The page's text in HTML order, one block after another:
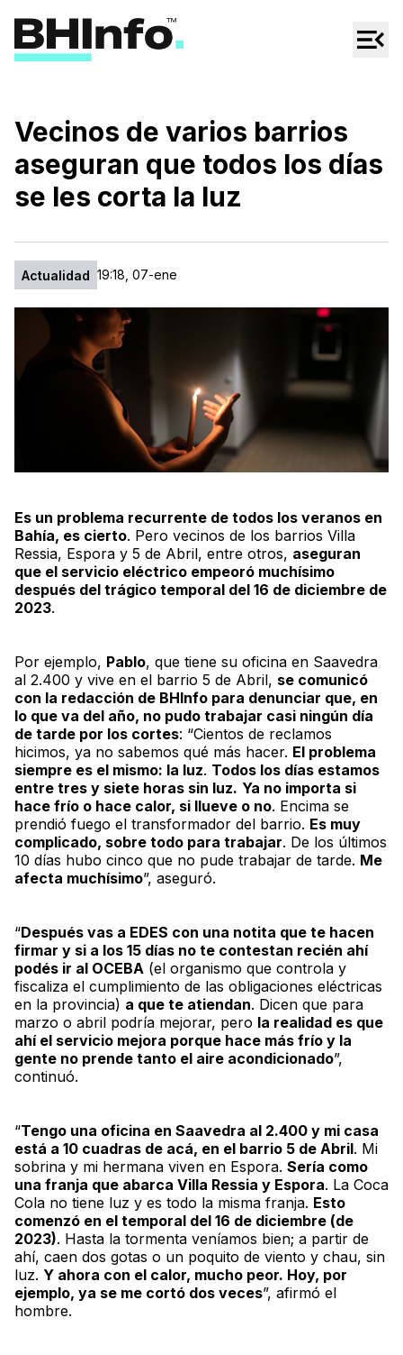
Regionales
Espectáculos
Tecno
Vecinos de varios barrios
aseguran que todos los días
se les corta la luz
Actualidad 19:18, 07-ene
Es un problema recurrente de todos los veranos en
Bahía, es cierto. Pero vecinos de los barrios Villa
Ressia, Espora y 5 de Abril, entre otros, aseguran
que el servicio eléctrico empeoró muchísimo
después del trágico temporal del 16 de diciembre de
2023.
Por ejemplo, Pablo, que tiene su oficina en Saavedra
al 2.400 y vive en el barrio 5 de Abril, se comunicó
con la redacción de BHInfo para denunciar que, en
lo que va del año, no pudo trabajar casi ningún día
de tarde por los cortes: “Cientos de reclamos
hicimos, ya no sabemos qué más hacer. El problema
siempre es el mismo: la luz. Todos los días estamos
entre tres y siete horas sin luz. Ya no importa si
hace frío o hace calor, si llueve o no. Encima se
prendió fuego el transformador del barrio. Es muy
complicado, sobre todo para trabajar. De los últimos
10 días hubo cinco que no pude trabajar de tarde. Me
afecta muchísimo”, aseguró.
“Después vas a EDES con una notita que te hacen
firmar y si a los 15 días no te contestan recién ahí
podés ir al OCEBA (el organismo que controla y
fiscaliza el cumplimiento de las obligaciones eléctricas
en la provincia) a que te atiendan. Dicen que para
marzo o abril podría mejorar, pero la realidad es que
ahí el servicio mejora porque hace más frío y la
gente no prende tanto el aire acondicionado”,
continuó.
“Tengo una oficina en Saavedra al 2.400 y mi casa
está a 10 cuadras de acá, en el barrio 5 de Abril. Mi
sobrina y mi hermana viven en Espora. Sería como
una franja que abarca Villa Ressia y Espora. La Coca
Cola no tiene luz y es todo la misma franja. Esto
comenzó en el temporal del 16 de diciembre (de
2023). Hasta la tormenta veníamos bien; a partir de
ahí, caen dos gotas o un poquito de viento y chau, sin
luz. Y ahora con el calor, mucho peor. Hoy, por
ejemplo, ya se me cortó dos veces”, afirmó el
hombre.